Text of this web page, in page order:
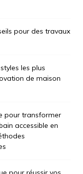
transformer
accessible en
pour des travaux
les plus
de maison
pour transformer
accessible en